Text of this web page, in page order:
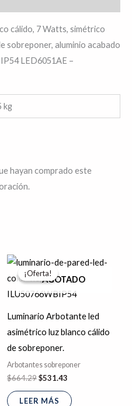
cálido, 7 Watts, simétrico
sobreponer, aluminio acabado
LED6051AE –
kg
hayan comprado este
¡Oferta!
AGOTADO
¡Oferta!
Luminario Arbotante led
asimétrico luz blanco cálido
de sobreponer.
Arbotantes sobreponer
$664.29
precio
original
$664.29.
$531.43
precio
actual
$531.43.
LEER MÁS